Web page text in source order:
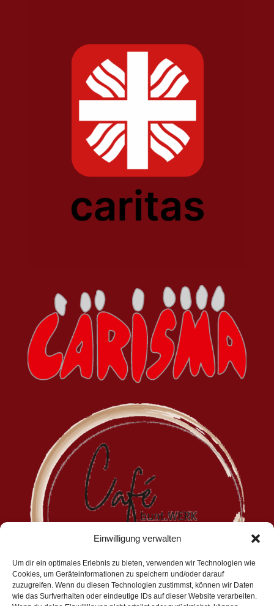
Einwilligung verwalten
Um dir ein optimales Erlebnis zu bieten, verwenden wir Technologien wie
Cookies, um Geräteinformationen zu speichern und/oder darauf
zuzugreifen. Wenn du diesen Technologien zustimmst, können wir Daten
wie das Surfverhalten oder eindeutige IDs auf dieser Website verarbeiten.